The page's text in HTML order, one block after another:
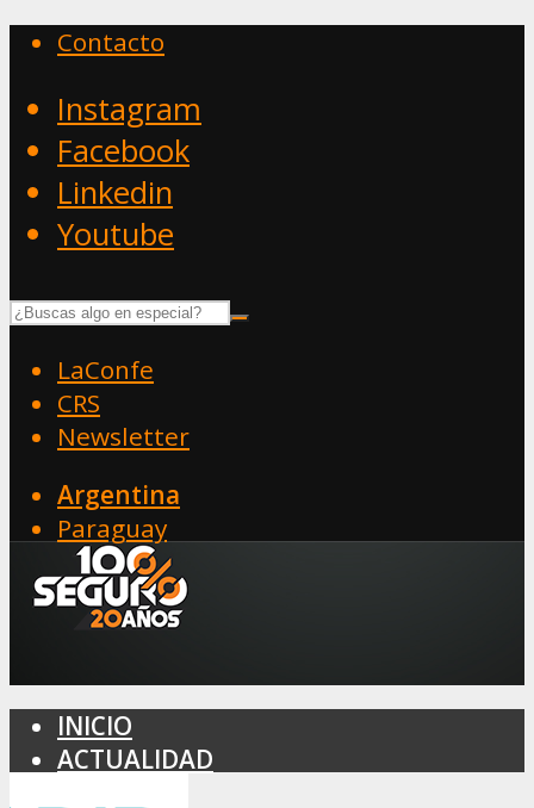
Contacto
Instagram
Facebook
Linkedin
Youtube
LaConfe
CRS
Newsletter
Argentina
Paraguay
INICIO
ACTUALIDAD